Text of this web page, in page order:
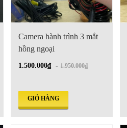
Camera hành trình 3 mắt
hồng ngoại
1.500.000₫ -1.950.000₫
GIỎ HÀNG